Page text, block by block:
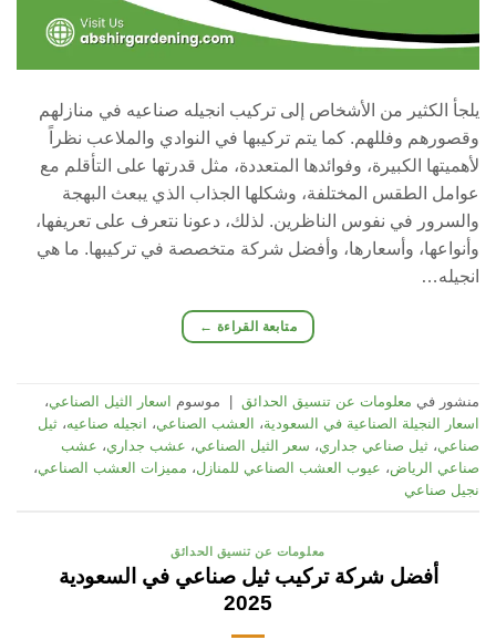
يلجأ الكثير من الأشخاص إلى تركيب انجيله صناعيه في منازلهم
وقصورهم وفللهم. كما يتم تركيبها في النوادي والملاعب نظراً
لأهميتها الكبيرة، وفوائدها المتعددة، مثل قدرتها على التأقلم مع
عوامل الطقس المختلفة، وشكلها الجذاب الذي يبعث البهجة
والسرور في نفوس الناظرين. لذلك، دعونا نتعرف على تعريفها،
وأنواعها، وأسعارها، وأفضل شركة متخصصة في تركيبها. ما هي
انجيله…
متابعة القراءة ←
منشور في معلومات عن تنسيق الحدائق موسوم اسعار الثيل الصناعي،
اسعار النجيلة الصناعية في السعودية، العشب الصناعي، انجيله صناعيه، ثيل
صناعي، ثيل صناعي جداري، سعر الثيل الصناعي، عشب جداري، عشب
صناعي الرياض، عيوب العشب الصناعي للمنازل، مميزات العشب الصناعي،
نجيل صناعي
معلومات عن تنسيق الحدائق
أفضل شركة تركيب ثيل صناعي في السعودية
2025